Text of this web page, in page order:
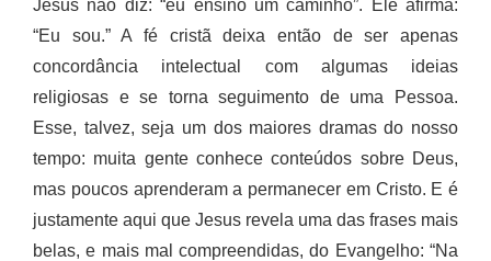
Jesus não diz: “eu ensino um caminho”. Ele afirma:
“Eu sou.” A fé cristã deixa então de ser apenas
concordância intelectual com algumas ideias
religiosas e se torna seguimento de uma Pessoa.
Esse, talvez, seja um dos maiores dramas do nosso
tempo: muita gente conhece conteúdos sobre Deus,
mas poucos aprenderam a permanecer em Cristo. E é
justamente aqui que Jesus revela uma das frases mais
belas, e mais mal compreendidas, do Evangelho: “Na